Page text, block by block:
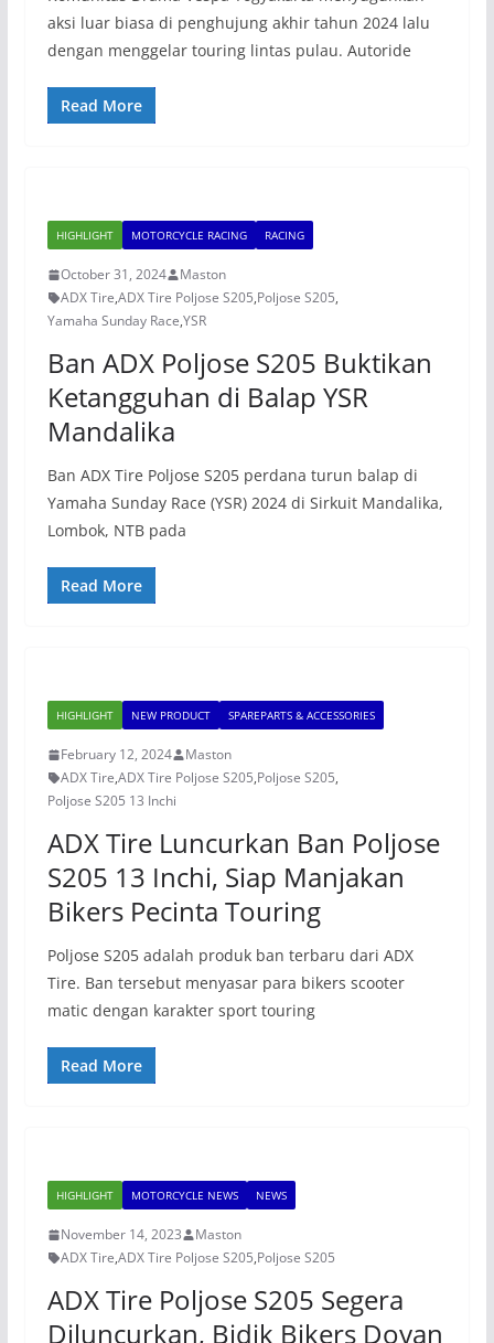
aksi luar biasa di penghujung akhir tahun 2024 lalu
dengan menggelar touring lintas pulau. Autoride
Read More
HIGHLIGHT MOTORCYCLE RACING RACING
October 31, 2024
Maston
ADX Tire,ADX Tire Poljose S205,Poljose S205,
Yamaha Sunday Race,YSR
Ban ADX Poljose S205 Buktikan
Ketangguhan di Balap YSR
Mandalika
Ban ADX Tire Poljose S205 perdana turun balap di
Yamaha Sunday Race (YSR) 2024 di Sirkuit Mandalika,
Lombok, NTB pada
Read More
HIGHLIGHT NEW PRODUCT SPAREPARTS & ACCESSORIES
February 12, 2024
Maston
ADX Tire,ADX Tire Poljose S205,Poljose S205,
Poljose S205 13 Inchi
ADX Tire Luncurkan Ban Poljose
S205 13 Inchi, Siap Manjakan
Bikers Pecinta Touring
Poljose S205 adalah produk ban terbaru dari ADX
Tire. Ban tersebut menyasar para bikers scooter
matic dengan karakter sport touring
Read More
HIGHLIGHT MOTORCYCLE NEWS NEWS
November 14, 2023
Maston
ADX Tire,ADX Tire Poljose S205,Poljose S205
ADX Tire Poljose S205 Segera
Diluncurkan, Bidik Bikers Doyan